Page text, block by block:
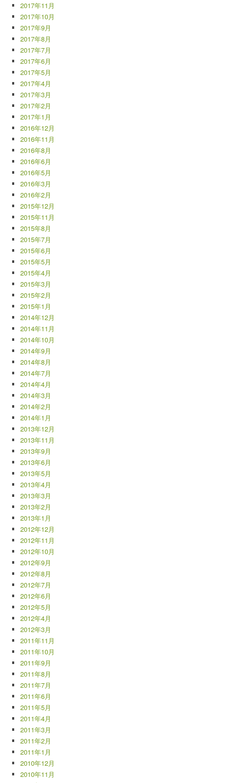
2017年11月
2017年10月
2017年9月
2017年8月
2017年7月
2017年6月
2017年5月
2017年4月
2017年3月
2017年2月
2017年1月
2016年12月
2016年11月
2016年8月
2016年6月
2016年5月
2016年3月
2016年2月
2015年12月
2015年11月
2015年8月
2015年7月
2015年6月
2015年5月
2015年4月
2015年3月
2015年2月
2015年1月
2014年12月
2014年11月
2014年10月
2014年9月
2014年8月
2014年7月
2014年4月
2014年3月
2014年2月
2014年1月
2013年12月
2013年11月
2013年9月
2013年6月
2013年5月
2013年4月
2013年3月
2013年2月
2013年1月
2012年12月
2012年11月
2012年10月
2012年9月
2012年8月
2012年7月
2012年6月
2012年5月
2012年4月
2012年3月
2011年11月
2011年10月
2011年9月
2011年8月
2011年7月
2011年6月
2011年5月
2011年4月
2011年3月
2011年2月
2011年1月
2010年12月
2010年11月